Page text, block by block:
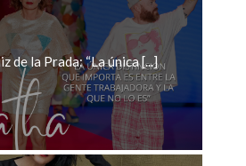
de la Prada: “La única [...]